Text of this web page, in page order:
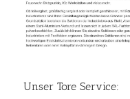
Unser Tore Service: